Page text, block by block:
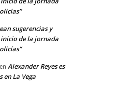
sugerencias y
de la jornada
en Alexander Reyes es
en La Vega